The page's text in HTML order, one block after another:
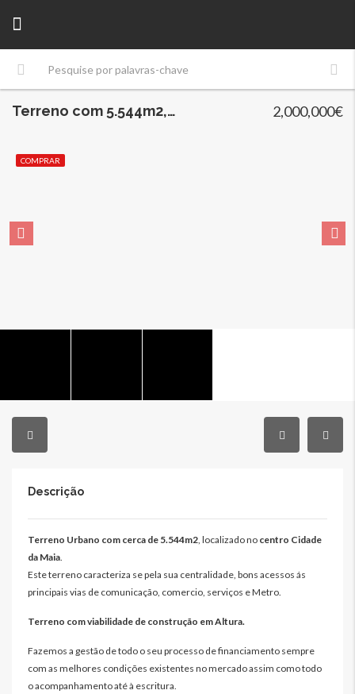
Terreno com 5.544m2, Centro da Cidade da Maia, Maia 2,000,000€
COMPRAR
Descrição
Terreno Urbano com cerca de 5.544m2 , localizado no centro Cidade
da Maia
Este terreno caracteriza se pela sua centralidade, bons acessos ás
principais vias de comunicação, comercio, serviços e Metro.
Terreno com viabilidade de construção em Altura.
Fazemos a gestão de todo o seu processo de financiamento sempre
com as melhores condições existentes no mercado assim como todo
o acompanhamento até à escritura.